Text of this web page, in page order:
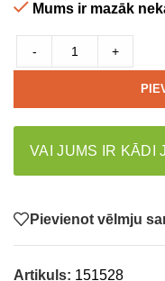
Mums ir mazāk
- +
VAI JUMS IR KĀDI
Pievienot vēlmju
Artikuls: 151528